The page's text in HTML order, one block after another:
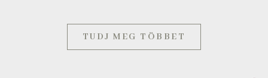
TUDJ MEG TÖBBET